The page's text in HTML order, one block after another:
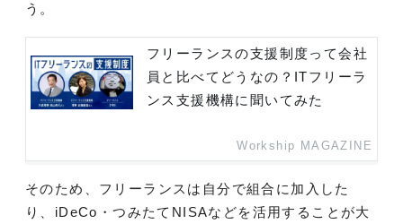
う。
フリーランスの支援制度って会社
員と比べてどうなの？ITフリーラ
ンス支援機構に聞いてみた
Workship MAGAZINE
そのため、フリーランスは自分で組合に加入した
り、iDeCo・つみたてNISAなどを活用することが大